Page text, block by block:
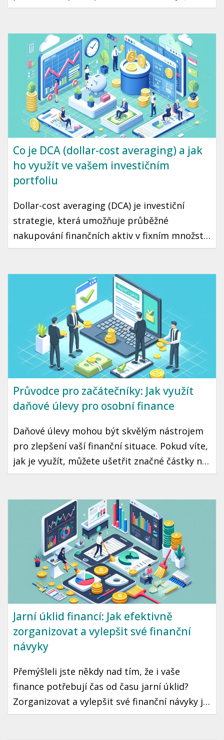
cesta ke klidné a stabilní budoucnosti, kde
Připravili jsme pro vás průvodce, který vám
pomůže začít se zdravým finančním
plánováním.
Co je DCA (dollar-cost averaging) a jak
ho využít ve vašem investičním
portfoliu
Dollar-cost averaging (DCA) je investiční
strategie, která umožňuje průběžné
nakupování finančních aktiv v fixním množství
bez ohledu na aktuální cenu. Díky tomuto
špatného načasování a přehřátí trhu. Tento
článek vás seznámí s tím, jak DCA funguje a
jak ho využít ve vaší vlastní investiční
strategii.
Průvodce pro začátečníky: Jak využít
daňové úlevy pro osobní finance
Daňové úlevy mohou být skvělým nástrojem
pro zlepšení vaší finanční situace. Pokud víte,
jak je využít, můžete ušetřit značné částky na
daních, což může znamenat více peněz ve vaší
můžete maximálně využít daňové úlevy v
České republice.
Jarní úklid financí: Jak efektivně
zorganizovat a vylepšit své finanční
návyky
Přemýšleli jste někdy nad tím, že i vaše
finance potřebují čas od času jarní úklid?
Zorganizovat a vylepšit své finanční návyky je
krok, který může vést k lepší finanční